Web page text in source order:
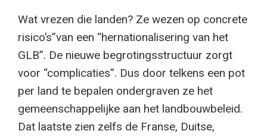
Wat vrezen die landen? Ze wezen op concrete
risico’s”van een “hernationalisering van het
GLB”. De nieuwe begrotingsstructuur zorgt
voor “complicaties”. Dus door telkens een pot
per land te bepalen ondergraven ze het
gemeenschappelijke aan het landbouwbeleid.
Dat laatste zien zelfs de Franse, Duitse,